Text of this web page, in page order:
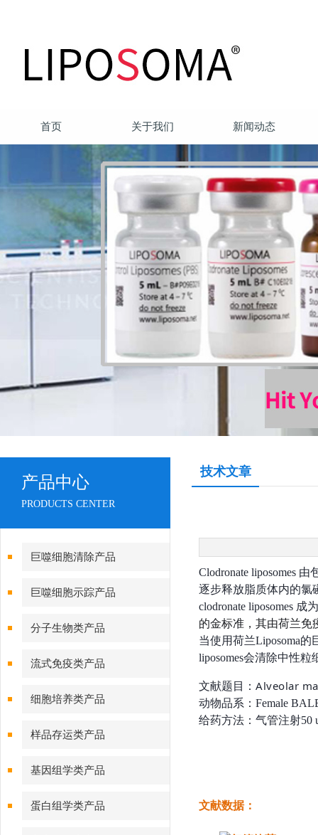
首页 关于我们 新闻动态
产品中心
PRODUCTS CENTER
巨噬细胞清除产品
巨噬细胞示踪产品
分子生物类产品
流式免疫类产品
细胞培养类产品
样品存运类产品
基因组学类产品
蛋白组学类产品
技术文章
Clodronate liposomes
逐步释放脂质体内的氯
clodronate liposomes
的金标准，其由荷兰免
当使用荷兰Liposoma的
liposomes会清除中性粒
文献题目： Alveolar
动物品系： Female
给药方法：气管注射50
文献数据：